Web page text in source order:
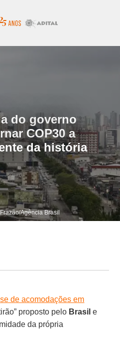
do governo
COP30 a
da história
Agência Brasil
de acomodações em
proposto pelo Brasil e
da própria